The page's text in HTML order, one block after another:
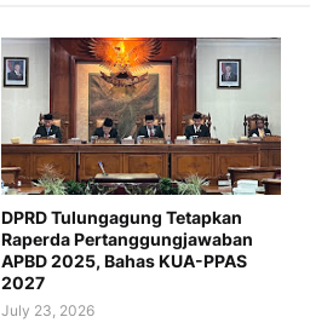
DPRD Tulungagung Tetapkan
Raperda Pertanggungjawaban
APBD 2025, Bahas KUA-PPAS
2027
July 23, 2026